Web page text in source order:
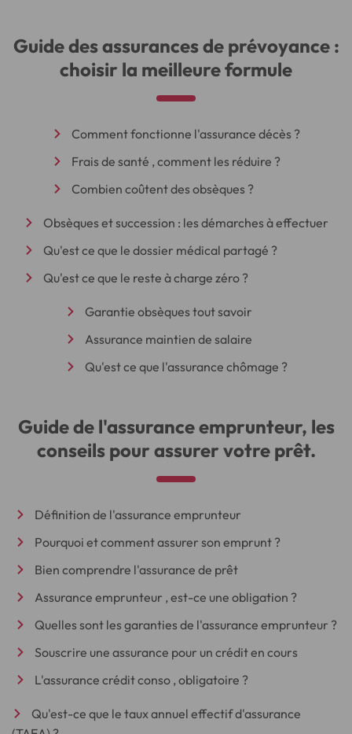
Guide des assurances de prévoyance :
choisir la meilleure formule
Comment fonctionne l'assurance décès ?
Frais de santé , comment les réduire ?
Combien coûtent des obsèques ?
Obsèques et succession : les démarches à effectuer
Qu'est ce que le dossier médical partagé ?
Qu'est ce que le reste à charge zéro ?
Garantie obsèques tout savoir
Assurance maintien de salaire
Qu'est ce que l'assurance chômage ?
Guide de l'assurance emprunteur, les
conseils pour assurer votre prêt.
Définition de l'assurance emprunteur
Pourquoi et comment assurer son emprunt ?
Bien comprendre l'assurance de prêt
Assurance emprunteur , est-ce une obligation ?
Quelles sont les garanties de l'assurance emprunteur ?
Souscrire une assurance pour un crédit en cours
L'assurance crédit conso , obligatoire ?
Qu'est-ce que le taux annuel effectif d'assurance